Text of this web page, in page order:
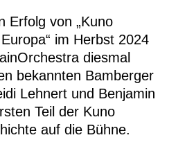
Erfolg von „Kuno
im Herbst 2024
diesmal
bekannten Bamberger
Lehnert und Benjamin
Teil der Kuno
auf die Bühne.